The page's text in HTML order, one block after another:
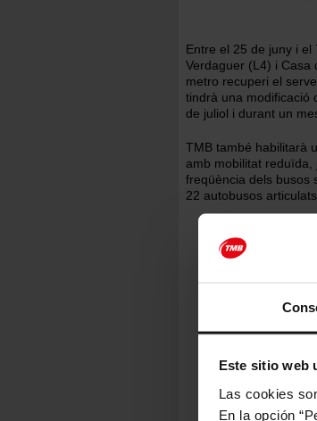
Este sitio web
Las cookies
En la opción
Entre el 25 de juny i el
Verdaguer (L4) i Casa
metro recuperi el
tindrà una modificació
de juliol i durant un
TMB també habilitarà
amb mobilitat reduïda,
freqüència dels busos
22 autobusos articulats.